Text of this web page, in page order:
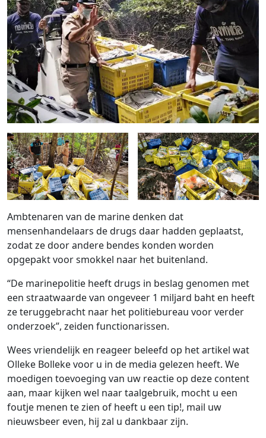
Ambtenaren van de marine denken dat
mensenhandelaars de drugs daar hadden geplaatst,
zodat ze door andere bendes konden worden
opgepakt voor smokkel naar het buitenland.
“De marinepolitie heeft drugs in beslag genomen met
een straatwaarde van ongeveer 1 miljard baht en heeft
ze teruggebracht naar het politiebureau voor verder
onderzoek”, zeiden functionarissen.
Wees vriendelijk en reageer beleefd op het artikel wat
Olleke Bolleke voor u in de media gelezen heeft. We
moedigen toevoeging van uw reactie op deze content
aan, maar kijken wel naar taalgebruik, mocht u een
foutje menen te zien of heeft u een tip!, mail uw
nieuwsbeer even, hij zal u dankbaar zijn.